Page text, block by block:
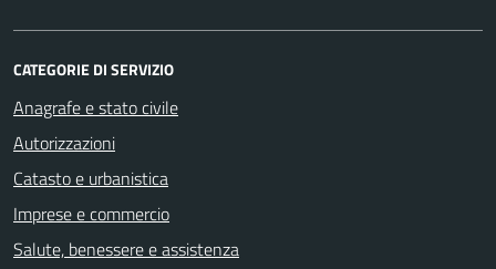
CATEGORIE DI SERVIZIO
Anagrafe e stato civile
Autorizzazioni
Catasto e urbanistica
Imprese e commercio
Salute, benessere e assistenza